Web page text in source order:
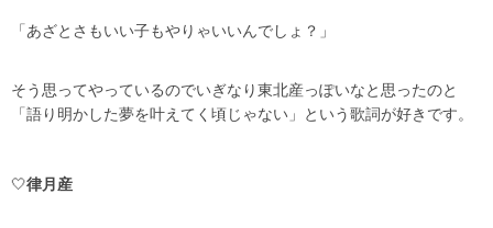
「あざとさもいい子もやりゃいいんでしょ？」
そう思ってやっているのでいぎなり東北産っぽいなと思ったのと
「語り明かした夢を叶えてく頃じゃない」という歌詞が好きです。
🤍律月産